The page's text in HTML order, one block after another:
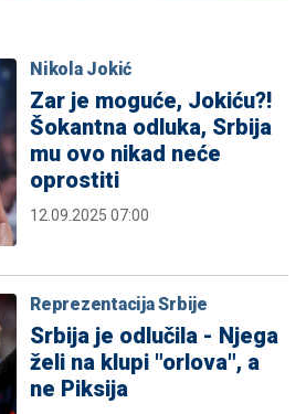
Nikola Jokić
Zar je moguće, Jokiću?!
Šokantna odluka, Srbija
mu ovo nikad neće
oprostiti
12.09.2025 07:00
Reprezentacija Srbije
Srbija je odlučila - Njega
želi na klupi "orlova", a
ne Piksija